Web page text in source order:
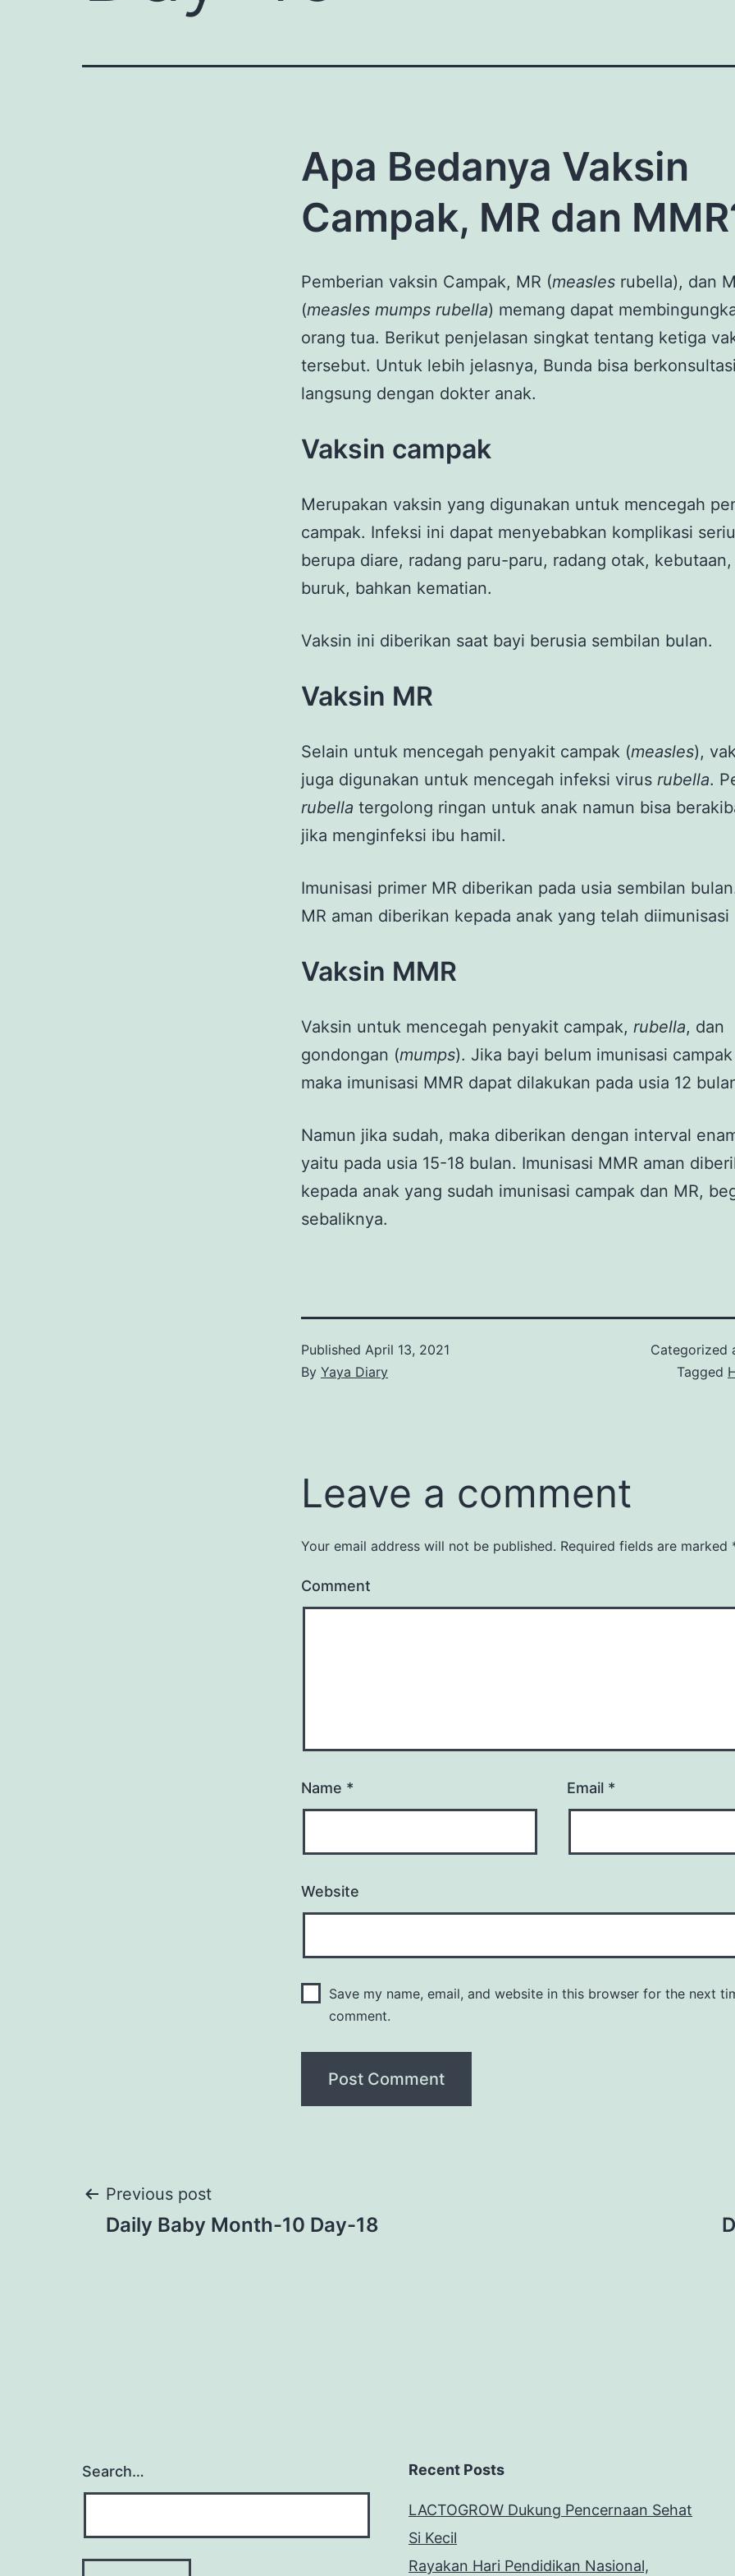
Apa Bedanya Vaksin
Campak, MR dan
Pemberian vaksin Campak, MR (measles rubella), dan
(measles mumps rubella) memang dapat
orang tua. Berikut penjelasan singkat tentang ketiga
tersebut. Untuk lebih jelasnya, Bunda bisa
langsung dengan dokter anak.
Vaksin campak
Merupakan vaksin yang digunakan untuk mencegah
campak. Infeksi ini dapat menyebabkan komplikasi
berupa diare, radang paru-paru, radang otak,
buruk, bahkan kematian.
Vaksin ini diberikan saat bayi berusia sembilan bulan.
Vaksin MR
Selain untuk mencegah penyakit campak (measles),
juga digunakan untuk mencegah infeksi virus rubella.
rubella tergolong ringan untuk anak namun bisa
jika menginfeksi ibu hamil.
Imunisasi primer MR diberikan pada usia sembilan
MR aman diberikan kepada anak yang telah diimunisasi
Vaksin MMR
Vaksin untuk mencegah penyakit campak, rubella, dan
gondongan (mumps). Jika bayi belum imunisasi
maka imunisasi MMR dapat dilakukan pada usia 12
Namun jika sudah, maka diberikan dengan interval
yaitu pada usia 15-18 bulan. Imunisasi MMR aman
kepada anak yang sudah imunisasi campak dan MR,
sebaliknya.
Published April 13, 2021
By Yaya Diary
Categorized
Tagged
Leave a comment
Your email address will not be published. Required fields are marked
Comment
Name * Email *
Website
Save my name, email, and website in this browser for the next
comment.
Post
Previous post
Daily Baby Month-10 Day-18
Search… Recent Posts
LACTOGROW Dukung Pencernaan Sehat
Si Kecil
Rayakan Hari Pendidikan Nasional,